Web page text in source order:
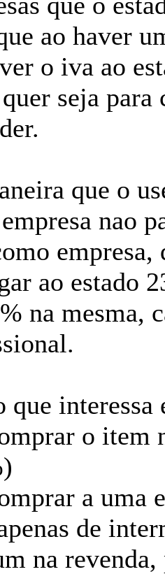
ao haver
o iva ao
seja
que o
nao
ao estado
na mesma,
que
o item
a uma
de
na